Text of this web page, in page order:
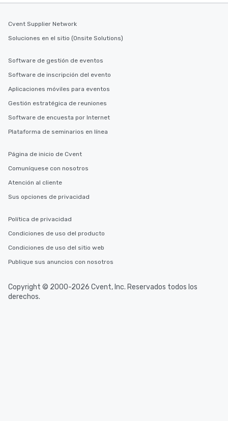
Cvent Supplier Network
Soluciones en el sitio (Onsite Solutions)
Software de gestión de eventos
Software de inscripción del evento
Aplicaciones móviles para eventos
Gestión estratégica de reuniones
Software de encuesta por Internet
Plataforma de seminarios en línea
Página de inicio de Cvent
Comuníquese con nosotros
Atención al cliente
Sus opciones de privacidad
Política de privacidad
Condiciones de uso del producto
Condiciones de uso del sitio web
Publique sus anuncios con nosotros
Copyright © 2000-2026 Cvent, Inc. Reservados todos los
derechos.